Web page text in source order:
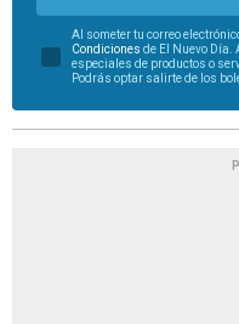
Al someter tu correo
Condiciones de El Nuevo
especiales de productos o
Podrás optar salirte de los